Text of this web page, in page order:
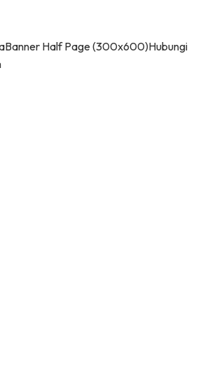
Banner Half Page (300x600)Hubungi